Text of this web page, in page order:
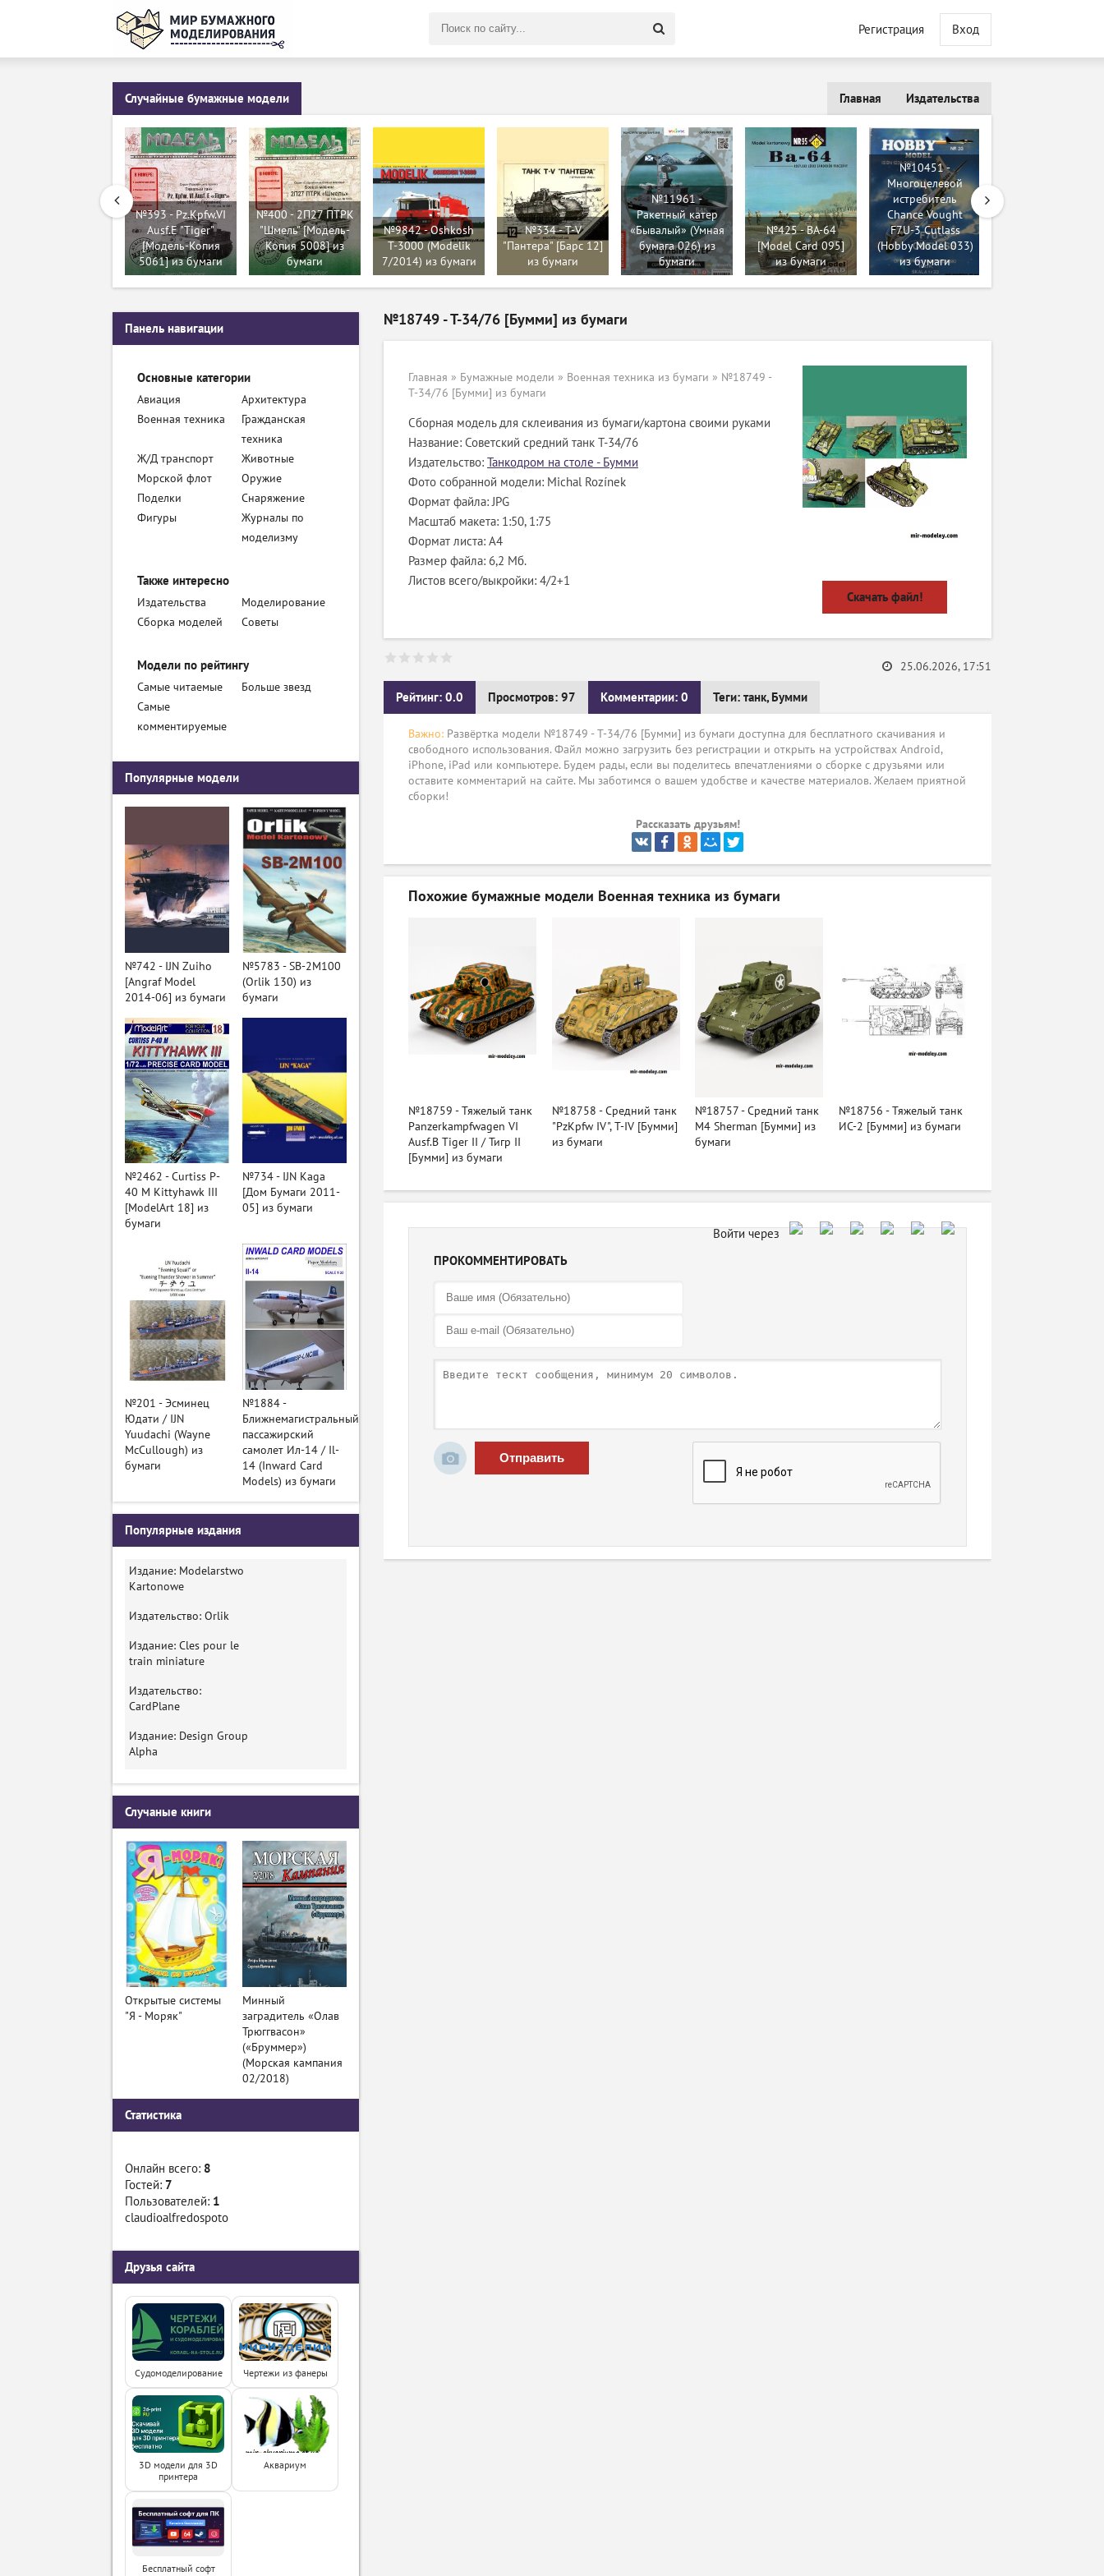
Регистрация Вход
Случайные бумажные модели Издательства
Главная
№393 - Pz.Kpfw.VI
Ausf.E "Tiger"
[Модель-Копия
5061] из бумаги
№400 - 2П27 ПТРК
"Шмель" [Модель-
Копия 5008] из
бумаги
№9842 - Oshkosh
T-3000 (Modelik
7/2014) из бумаги
№334 - T-V
"Пантера" [Барс 12]
из бумаги
№11961 -
Ракетный катер
«Бывалый» (Умная
бумага 026) из
бумаги
№425 - BA-64
[Model Card 095]
из бумаги
№10451 -
Многоцелевой
истребитель
Chance Vought
F7U-3 Cutlass
(Hobby Model 033)
из бумаги
№15664 - ISU-152
+ JA-12 / ИСУ-152 +
№18749 - T-34/76 [Бумми] из бумаги
Главная » Бумажные модели » Военная техника из бумаги » №18749 -
T-34/76 [Бумми] из бумаги
Сборная модель для склеивания из бумаги/картона своими руками
Название: Советский средний танк T-34/76
Издательство: Танкодром на столе - Бумми
Фото собранной модели: Michal Rozínek
Формат файла: JPG
Масштаб макета: 1:50, 1:75
Формат листа: А4
Размер файла: 6,2 Мб.
Листов всего/выкройки: 4/2+1
Скачать файл!
Рейтинг: 0.0 Просмотров: 97 Комментарии: 0 Теги: танк, Бумми
25.06.2026, 17:51
Важно: Развёртка модели №18749 - T-34/76 [Бумми] из бумаги доступна для бесплатного скачивания и
свободного использования. Файл можно загрузить без регистрации и открыть на устройствах Android,
iPhone, iPad или компьютере. Будем рады, если вы поделитесь впечатлениями о сборке с друзьями или
оставите комментарий на сайте. Мы заботимся о вашем удобстве и качестве материалов. Желаем приятной
сборки!
Рассказать друзьям!
Похожие бумажные модели Военная техника из бумаги
№18759 - Тяжелый танк
Panzerkampfwagen VI
Ausf.B Tiger II / Тигр II
[Бумми] из бумаги
№18758 - Средний танк
"PzKpfw IV", T-IV [Бумми]
из бумаги
№18757 - Средний танк
M4 Sherman [Бумми] из
бумаги
№18756 - Тяжелый танк
ИС-2 [Бумми] из бумаги
ПРОКОММЕНТИРОВАТЬ
Отправить
Панель навигации
Основные категории
Авиация
Архитектура
Военная техника
Гражданская
техника
Ж/Д транспорт
Животные
Морской флот
Оружие
Поделки
Снаряжение
Фигуры
Журналы по
моделизму
Также интересно
Издательства
Моделирование
Сборка моделей
Советы
Модели по рейтингу
Самые читаемые
Больше звезд
Самые
комментируемые
Популярные модели
№742 - IJN Zuiho
[Angraf Model
2014-06] из бумаги
№5783 - SB-2M100
(Orlik 130) из
бумаги
№2462 - Curtiss P-
40 M Kittyhawk III
[ModelArt 18] из
бумаги
№734 - IJN Kaga
[Дом Бумаги 2011-
05] из бумаги
№201 - Эсминец
Юдати / IJN
Yuudachi (Wayne
McCullough) из
бумаги
№1884 -
Ближнемагистральный
пассажирский
самолет Ил-14 / Il-
14 (Inward Card
Models) из бумаги
Популярные издания
Издание: Modelarstwo
Kartonowe
Издательство: Orlik
Издание: Cles pour le
train miniature
Издательство:
CardPlane
Издание: Design Group
Alpha
Случаные книги
Открытые системы
"Я - Моряк"
Минный
заградитель «Олав
Трюггвасон»
(«Бруммер»)
(Морская кампания
02/2018)
Статистика
Онлайн всего: 8
Гостей: 7
Пользователей: 1
claudioalfredospoto
Друзья сайта
Судомоделирование Чертежи из фанеры
3D модели для 3D
принтера
Аквариум
Бесплатный софт